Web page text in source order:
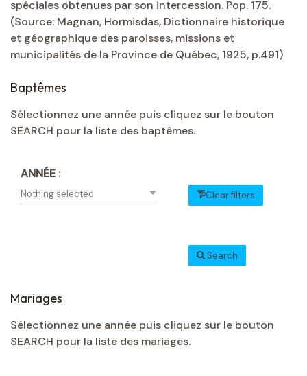
spéciales obtenues par son intercession. Pop. 175.
(Source: Magnan, Hormisdas, Dictionnaire historique
et géographique des paroisses, missions et
municipalités de la Province de Québec, 1925, p.491)
Baptêmes
Sélectionnez une année puis cliquez sur le bouton
SEARCH pour la liste des baptêmes.
ANNÉE :
Nothing selected Clear filters
Search
Mariages
Sélectionnez une année puis cliquez sur le bouton
SEARCH pour la liste des mariages.